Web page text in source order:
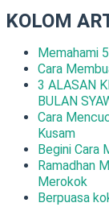
KOLOM
Memahami
Cara
3 ALASAN
BULAN
Cara
Kusam
Begini Cara
Ramadhan
Merokok
Berpuasa